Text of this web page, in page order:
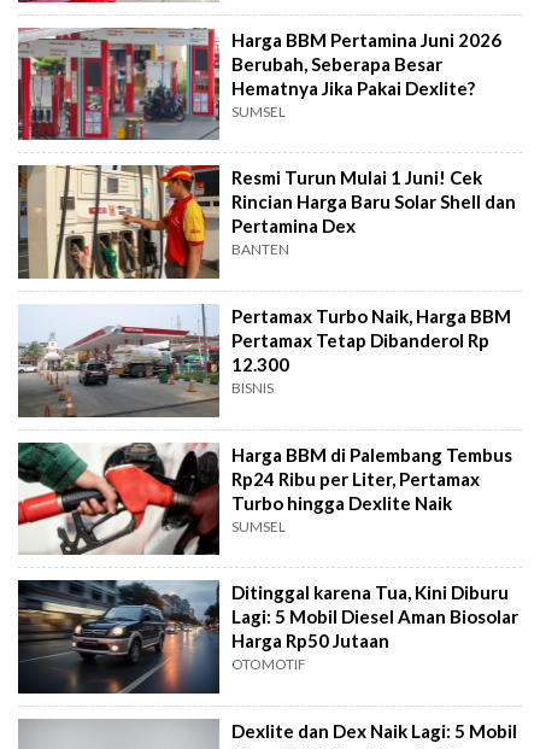
Harga BBM Pertamina Juni 2026
Berubah, Seberapa Besar
Hematnya Jika Pakai Dexlite?
SUMSEL
Resmi Turun Mulai 1 Juni! Cek
Rincian Harga Baru Solar Shell dan
Pertamina Dex
BANTEN
Pertamax Turbo Naik, Harga BBM
Pertamax Tetap Dibanderol Rp
12.300
BISNIS
Harga BBM di Palembang Tembus
Rp24 Ribu per Liter, Pertamax
Turbo hingga Dexlite Naik
SUMSEL
Ditinggal karena Tua, Kini Diburu
Lagi: 5 Mobil Diesel Aman Biosolar
Harga Rp50 Jutaan
OTOMOTIF
Dexlite dan Dex Naik Lagi: 5 Mobil